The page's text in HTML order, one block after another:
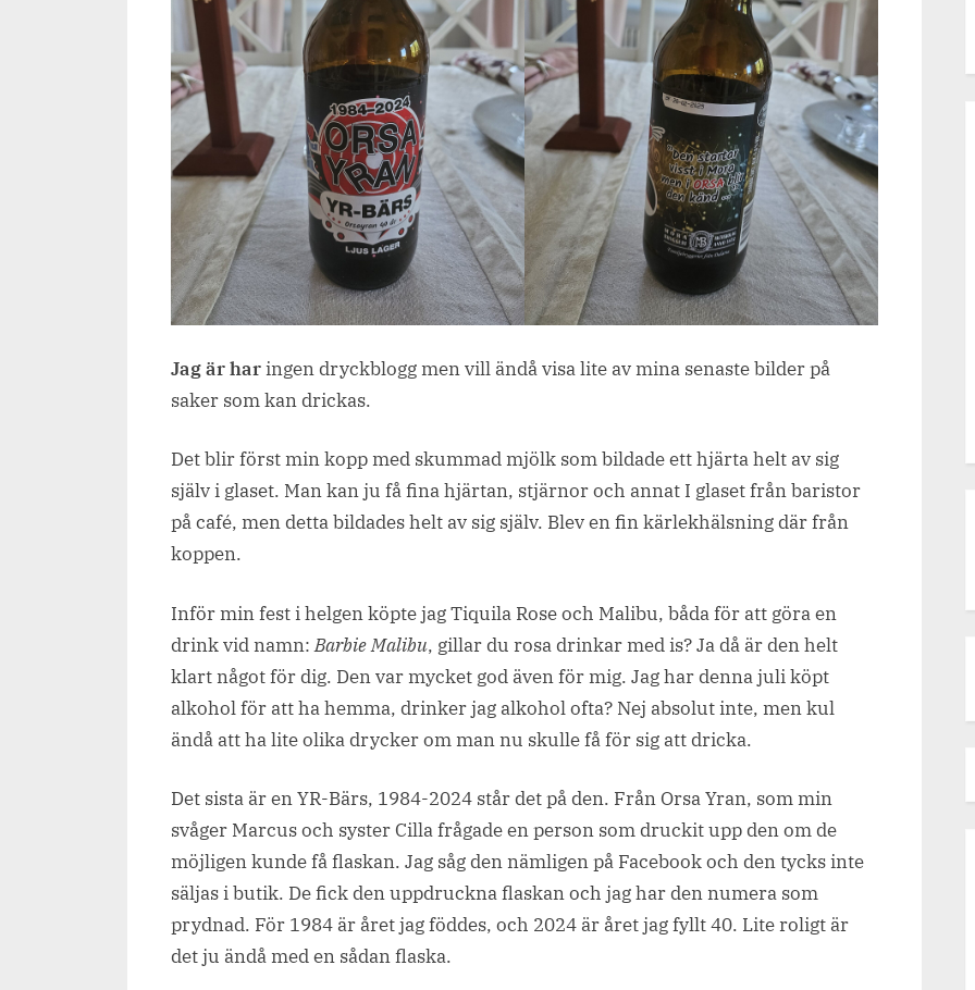
Jag är haringen dryckblogg men vill ändå visa lite av mina senaste bilder på
saker som kan drickas.
Det blir först min kopp med skummad mjölk som bildade ett hjärta helt av sig
själv i glaset. Man kan ju få fina hjärtan, stjärnor och annat I glaset från baristor
på café, men detta bildades helt av sig själv. Blev en fin kärlekhälsning där från
koppen.
Inför min fest i helgen köpte jag Tiquila Rose och Malibu, båda för att göra en
drink vid namn:Barbie Malibu, gillar du rosa drinkar med is? Ja då är den helt
klart något för dig. Den var mycket god även för mig. Jag har denna juli köpt
alkohol för att ha hemma, drinker jag alkohol ofta? Nej absolut inte, men kul
ändå att ha lite olika drycker om man nu skulle få för sig att dricka.
Det sista är en YR-Bärs, 1984-2024 står det på den. Från Orsa Yran, som min
svåger Marcus och syster Cilla frågade en person som druckit upp den om de
möjligen kunde få flaskan. Jag såg den nämligen på Facebook och den tycks inte
säljas i butik. De fick den uppdruckna flaskan och jag har den numera som
prydnad. För 1984 är året jag föddes, och 2024 är året jag fyllt 40. Lite roligt är
det ju ändå med en sådan flaska.